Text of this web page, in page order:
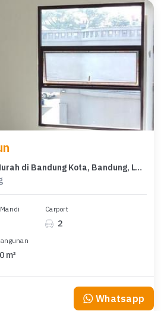
Dikontrakkan Rumah Murah di Bandung Kota, Bandung, LT 75m²
Carport
2
m²
Whatsapp